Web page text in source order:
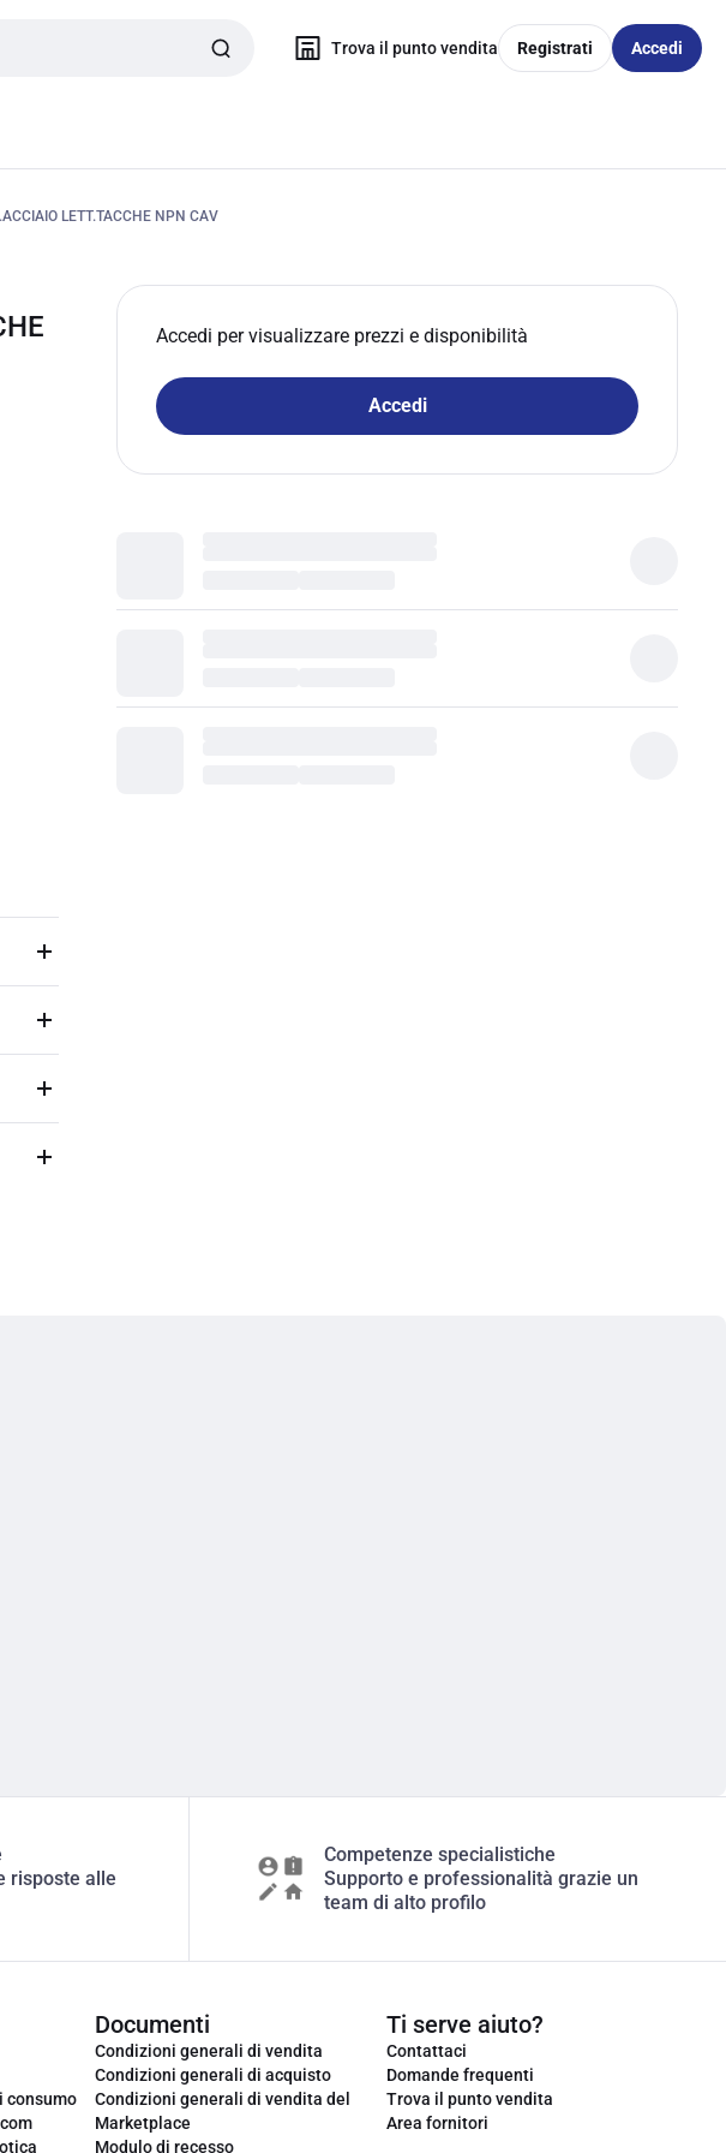
Trova il punto vendita Registrati Accedi
LETT.TACCHE NPN CAV
Accedi per visualizzare prezzi e disponibilità
Accedi
risposte alle
Competenze specialistiche
Supporto e professionalità grazie un
team di alto profilo
consumo
Documenti
Condizioni generali di vendita
Condizioni generali di acquisto
Condizioni generali di vendita del
Marketplace
Modulo di recesso
Ti serve aiuto?
Contattaci
Domande frequenti
Trova il punto vendita
Area fornitori